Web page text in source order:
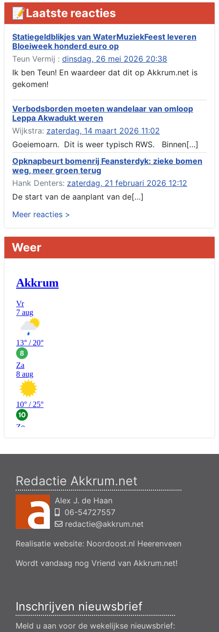
Aanvraag omgevingsvergunning, tijdelijk gebruik openbare
ruimte 02-10 t/m 02-11-2026, sitadel voor nr 6 te Akkrum
Verlenging beslistermijn aanvraag omgevingsvergunning,
heechein 28, 8491 em Akkrum
Aanvraag omgevingsvergunning, veranderen van een woning
(voordeur en dakkapel), boarnsterdyk 75 Akkrum
aanbrengen van asfalt t.b.v. onderhoud fietspad t.h.v
boarnsterdyk, Akkrum
Verlening ontheffing geluid, boarnsw?l Akkrum
Kennisgeving vergunningaanvraag voor het -bouwwerken,
werken en objecten in of bij een oppervlaktewaterlichaam, niet
zijnde de noordzee, of waterkering in beheer bij het rijk te
Akkrum
Verlening omgevingsvergunning, veranderen van twee
bruggen (renovatie), ljouwerterdyk nabij nummer 6 Akkrum
Verlening ontheffing geluid, heechein Akkrum
Melding milieubelastende activiteit aanleggen gesloten
bodemenergiesysteem, it weidl?n 14, 8491 da Akkrum
Omgevingsvergunning wateractiviteit wf-999662 aanleggen
een dam t.h.v. abbengawiersterdyk 2 te jirnsum en ter
compensatie graven van een watergang t.h.v. rijksweg 194 te
jirnsum
en veranderen van een woning- en het veranderen van een
Aanvraag omgevingsvergunning, bouwen van een
bedrijfsverzamelgebouw, spikerboor naast nummer 11-1
Akkrum
Aanvraag omgevingsvergunning wateractiviteit wf-1009518
dempen en compenseren van een watergang t.b.v. plaatsen
van een transformatorstation project nulelie Akkrum nabij de
flearbosk 7, veenhoop
Verlening ontheffing geluid zomeravondconcert Akkrum,
tsjerkebleek in Akkrum
📝Laatste reacties
Statiegeldblikjes van WaterMuziekFeest leveren
Bloeiweek honderd euro op
Teun Vermij : dinsdag, 26 mei 2026 20:38
Ik ben Teun! En waardeer dat dit op Akkrum.net is
gekomen!
Verbodsborden moeten wandelaar van omloop
Leppa Akwadukt weren
Wijkstra: zaterdag, 14 maart 2026 11:02
Goeiemoarn. Dit is weer typisch RWS. Binnen[…]
Opknapbeurt bomenrij Feansterdyk: zieke bomen
weg, meer groen terug
Hank Denters: zaterdag, 21 februari 2026 12:12
De start van de aanplant van de[…]
Meer reacties >
Weer
Redactie Akkrum.net
Alex J. de Haan
06-54727557
redactie@akkrum.net
Realisatie website: Noordoost.nl Heerenveen
Wordt vandaag nog Vriend van Akkrum.net!
Inschrijven nieuwsbrief
Meld u aan voor de wekelijkse nieuwsbrief: